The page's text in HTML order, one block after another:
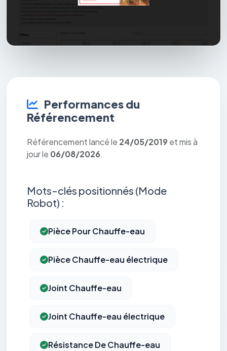
Performances du
Référencement
Référencement lancé le 24/05/2019 et mis à
jour le 06/08/2026.
Mots-clés positionnés (Mode
Robot) :
Pièce Pour Chauffe-eau
Pièce Chauffe-eau électrique
Joint Chauffe-eau
Joint Chauffe-eau électrique
Résistance De Chauffe-eau